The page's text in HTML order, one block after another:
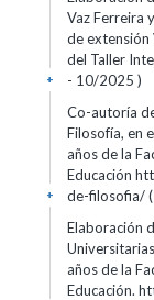
Vaz Ferreira
de extensión
del Taller
- 10/2025 )
+
Co-autoría
Filosofía, en
años de la
Educación
de-filosofia/
+
Elaboración
años de la
Educación.